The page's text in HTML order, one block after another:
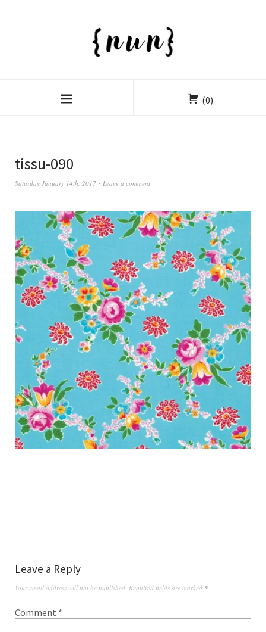
(0)
tissu-090
Saturday January 14th, 2017 Leave a comment
Leave a Reply
Your email address will not be published. Required fields are marked *
Comment *